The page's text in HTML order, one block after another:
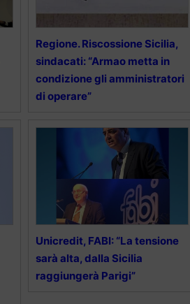
Regione. Riscossione Sicilia,
sindacati: “Armao metta in
condizione gli amministratori
di operare”
Unicredit, FABI: “La tensione
sarà alta, dalla Sicilia
raggiungerà Parigi”